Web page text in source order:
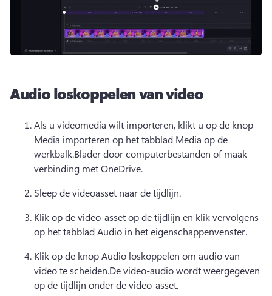
Audio loskoppelen van video
Als u videomedia wilt importeren, klikt u op de knop
Media importeren op het tabblad Media op de
werkbalk.Blader door computerbestanden of maak
verbinding met OneDrive.
Sleep de videoasset naar de tijdlijn.
Klik op de video-asset op de tijdlijn en klik vervolgens
op het tabblad Audio in het eigenschappenvenster.
Klik op de knop Audio loskoppelen om audio van
video te scheiden.De video-audio wordt weergegeven
op de tijdlijn onder de video-asset.